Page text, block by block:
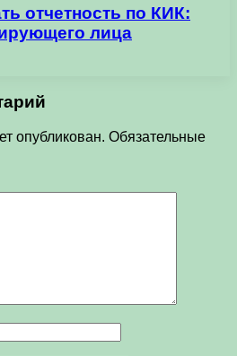
отчетность по КИК:
лица
опубликован. Обязательные